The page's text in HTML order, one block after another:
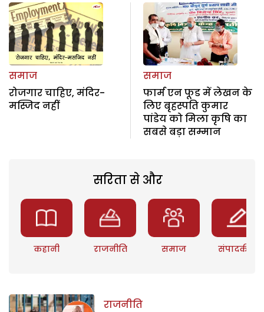
समाज
रोजगार चाहिए, मंदिर-
मस्जिद नहीं
समाज
फार्म एन फूड में लेखन के
लिए बृहस्पति कुमार
पांडेय को मिला कृषि का
सबसे बड़ा सम्मान
सरिता से और
कहानी राजनीति समाज संपादकीय
राजनीति